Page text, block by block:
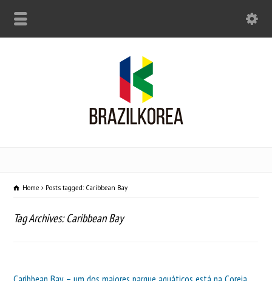
Home Posts tagged: Caribbean Bay
Tag Archives: Caribbean Bay